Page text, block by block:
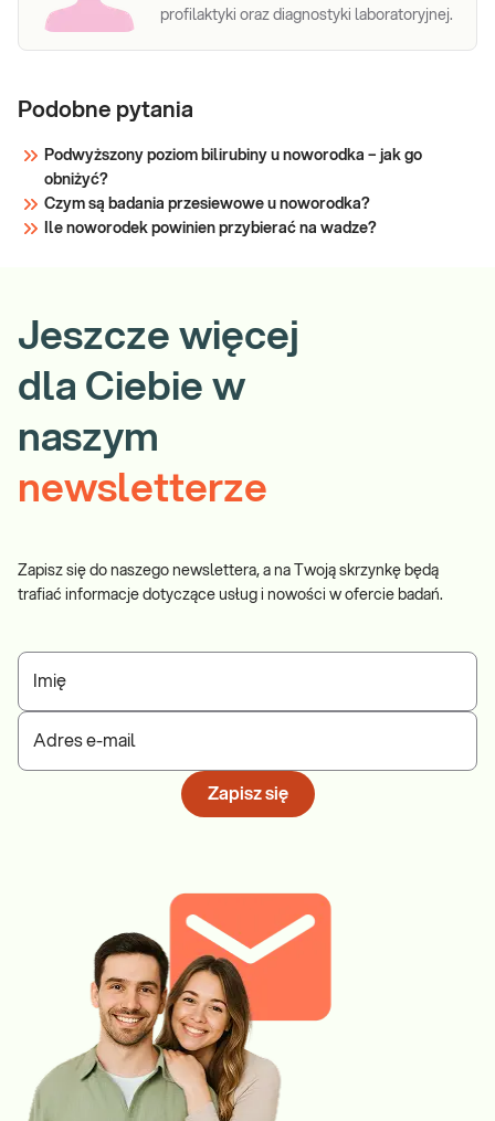
profilaktyki oraz diagnostyki laboratoryjnej.
Podobne pytania
Podwyższony poziom bilirubiny u noworodka – jak go
obniżyć?
Czym są badania przesiewowe u noworodka?
Ile noworodek powinien przybierać na wadze?
Jeszcze więcej
dla Ciebie w
naszym
newsletterze
Zapisz się do naszego newslettera, a na Twoją skrzynkę będą
trafiać informacje dotyczące usług i nowości w ofercie badań.
Imię
Adres e-mail
Zapisz się